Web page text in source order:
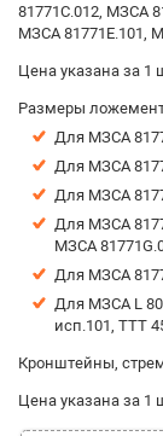
81771C.012, МЗСА
МЗСА 81771E.101,
Цена указана за 1
Размеры
Для МЗСА
Для МЗСА
Для МЗСА
Для МЗСА
МЗСА
Для МЗСА
Для МЗСА L
исп.101, ТТТ
Кронштейны,
Цена указана за 1